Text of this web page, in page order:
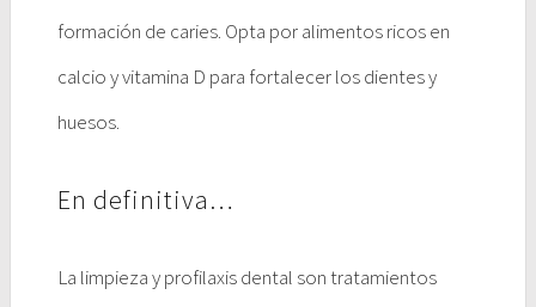
formación de caries. Opta por alimentos ricos en
calcio y vitamina D para fortalecer los dientes y
huesos.
En definitiva…
La limpieza y profilaxis dental son tratamientos